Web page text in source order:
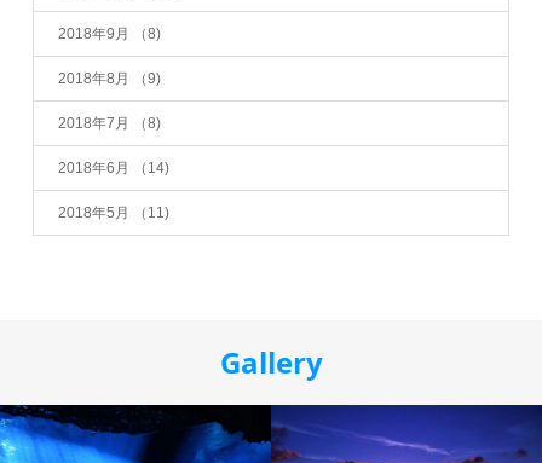
2018年9月 （8)
2018年8月 （9)
2018年7月 （8)
2018年6月 （14)
2018年5月 （11)
Gallery